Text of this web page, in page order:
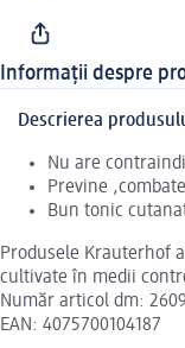
Informații despre
Descrierea
Nu are
Previne
Bun tonic
Produsele Krauterhof
cultivate în medii
Număr articol dm:
EAN: 4075700104187